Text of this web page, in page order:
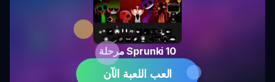
مرحلة Sprunki 10
العب اللعبة الآن